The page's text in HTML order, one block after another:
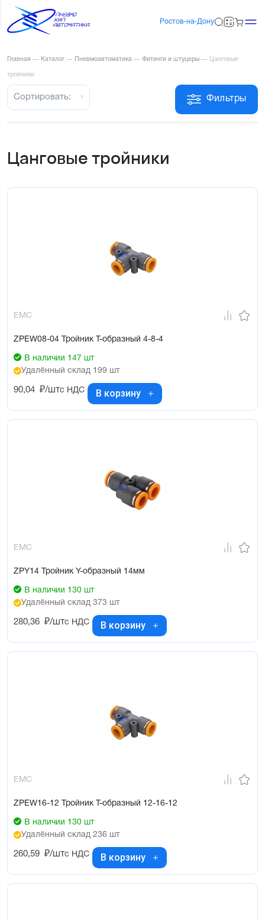
Ростов-на-Дону
Главная — Каталог — Пневмоавтоматика — Фитинги и штуцеры — Цанговые
тройники
Фильтры
Сортировать:
Цанговые тройники
EMC
ZPEW08-04 Тройник Т-образный 4-8-4
В наличии 147 шт
Удалённый склад 199 шт
90,04 ₽/штс НДС В корзину
EMC
ZPY14 Тройник Y-образный 14мм
В наличии 130 шт
Удалённый склад 373 шт
280,36 ₽/штс НДС В корзину
EMC
ZPEW16-12 Тройник Т-образный 12-16-12
В наличии 130 шт
Удалённый склад 236 шт
260,59 ₽/штс НДС В корзину